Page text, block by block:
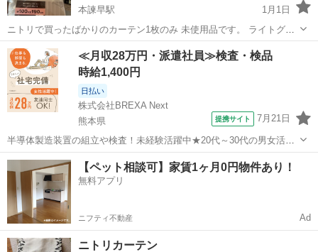
本諫早駅
1月1日
ニトリで買ったばかりのカーテン1枚のみ 未使用品です。 ライトグレ
ー系の柔らかいカーテンです。 取りに来てくださる方限定です。 元値
2枚で5490円
長崎 諫早市 本諫早駅 カーテン、ブラインド カーテン
≪月収28万円・派遣社員≫検査・検品
時給1,400円
日払い
株式会社BREXA Next
熊本県
提携サイト 7月21日
半導体製造装置の組立や検査！未経験活躍中★20代～30代の男女活躍
中★ワンルーム寮完備！赴任旅費会社負担！マイカー通勤OK！無料駐
車場あり！正社員登用あり！《熊本県菊池郡大津町》 人気の工場のお
仕事 ◇半導体製造装置の組立...
熊本 その他
【ペット相談可】家賃1ヶ月0円物件あり！
無料アプリ
ニフティ不動産 Ad
ニトリカーテン